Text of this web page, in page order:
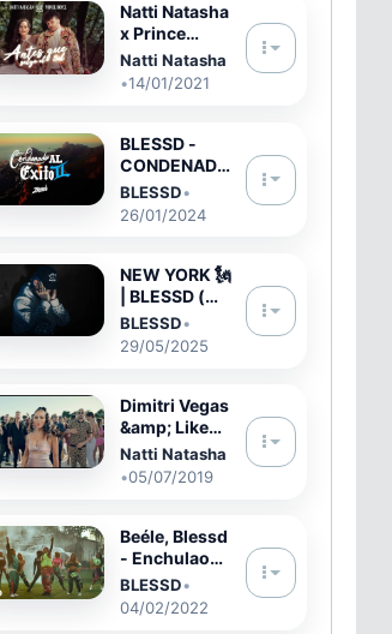
Natti Natasha
x Prince
Royce - Antes
Que Salga El
Sol [Official
Natti Natasha
•14/01/2021
BLESSD -
CONDENADO
AL ÉXITO II 💙
🤑 (VIDEO
OFICIAL)
BLESSD•
26/01/2024
NEW YORK 🗽
| BLESSD (
TRINIDAD
BENDITA )
BLESSD•
29/05/2025
Dimitri Vegas
&amp; Like
Mike, David
Guetta,
Daddy
Bros &amp;
Natti Natasha
- I
Natti Natasha
•05/07/2019
Beéle, Blessd
- Enchulao
(Official
Video)
BLESSD•
04/02/2022